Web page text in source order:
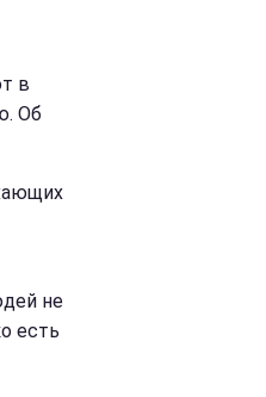
в
Об
не
есть